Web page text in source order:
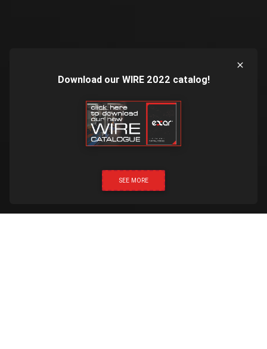
Download our WIRE 2022 catalog!
SEE MORE